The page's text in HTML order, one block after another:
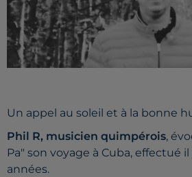
Un appel au soleil et à la bonne
Phil R, musicien quimpérois,
Pa" son voyage à Cuba, effectué
années.